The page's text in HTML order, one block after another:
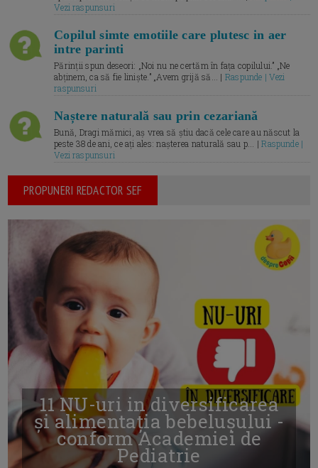
Vezi raspunsuri
Copilul simte emotiile care plutesc in aer
intre parinti
Părinții spun deseori: „Noi nu ne certăm în fața copilului.” „Ne
abținem, ca să fie liniște.” „Avem grijă să... | Raspunde | Vezi
raspunsuri
Naștere naturală sau prin cezariană
Bună, Dragi mămici, aș vrea să știu dacă cele care au născut la
peste 38 de ani, ce ați ales: nașterea naturală sau p... |Raspunde |
Vezi raspunsuri
PROPUNERI REDACTOR SEF
11 NU-uri in diversificarea
și alimentația bebelușului -
conform Academiei de
Pediatrie